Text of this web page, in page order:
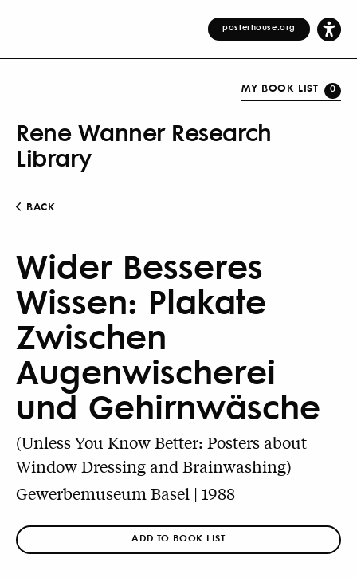
posterhouse.org
MY BOOK LIST 0
Rene Wanner Research
Library
BACK
Wider Besseres
Wissen: Plakate
Zwischen
Augenwischerei
und Gehirnwäsche
(Unless You Know Better: Posters about
Window Dressing and Brainwashing)
Gewerbemuseum Basel | 1988
ADD TO BOOK LIST